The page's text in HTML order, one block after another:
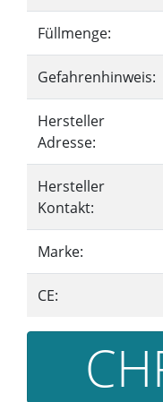
Füllmenge:
Gefahrenhinweis:
Hersteller
Adresse:
Hersteller
Kontakt:
Marke:
CE: